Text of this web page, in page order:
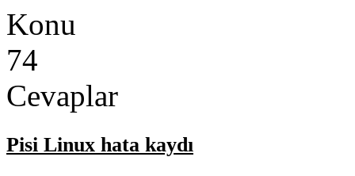
Konu
74
Cevaplar
Pisi Linux hata kaydı